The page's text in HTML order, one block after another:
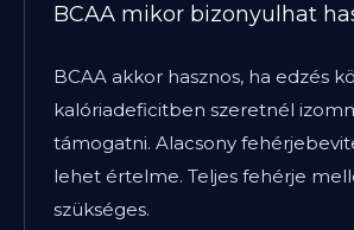
BCAA mikor bizonyulhat
BCAA akkor hasznos, ha edzés
kalóriadeficitben szeretnél
támogatni. Alacsony
lehet értelme. Teljes fehérje
szükséges.